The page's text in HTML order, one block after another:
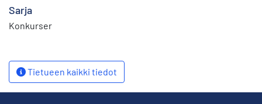
Sarja
Konkurser
Tietueen kaikki tiedot